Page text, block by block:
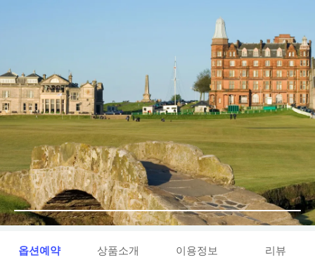
옵션예약 상품소개 이용정보 리뷰